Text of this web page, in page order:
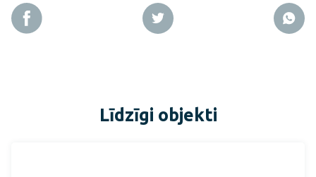
Līdzīgi objekti